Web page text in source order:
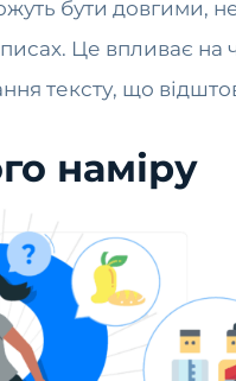
бути довгими,
Це впливає на
тексту, що
наміру